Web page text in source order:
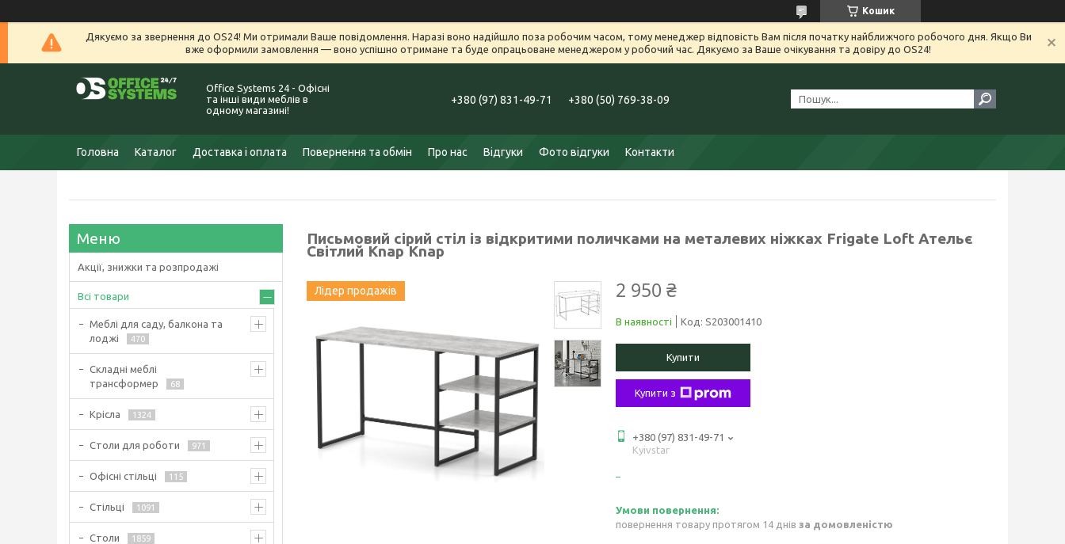
Кошик
Дякуємо за звернення до OS24! Ми отримали Ваше повідомлення. Наразі воно надійшло поза робочим часом, тому менеджер відповість Вам після початку найближчого робочого дня. Якщо Ви
вже оформили замовлення — воно успішно отримане та буде опрацьоване менеджером у робочий час. Дякуємо за Ваше очікування та довіру до OS24!
Office Systems 24 - Офісні
та інші види меблів в
одному магазині!
+380 (97) 831-49-71 +380 (50) 769-38-09
Головна Каталог Доставка і оплата Повернення та обмін Про нас Відгуки Фото відгуки Контакти
Письмовий сірий стіл із відкритими поличками на металевих ніжках Frigate Loft Ательє
Світлий Knap Knap
Лідер продажів 2 950 ₴
В наявності Код: S203001410
Купити
Купити з
+380 (97) 831-49-71
Kyivstar
повернення товару протягом 14 днів за домовленістю
Акції, знижки та розпродажі
Всі товари
Меблі для саду, балкона та
лоджі
470
Складні меблі
трансформер
68
Крісла 1324
Столи для роботи 971
Офісні стільці 115
Стільці 1091
Столи 1859